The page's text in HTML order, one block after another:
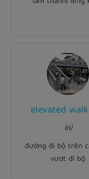
elevated
(n)
đường đi bộ trên
vượt đi bộ
Ví dụ:
Thanks to the
, pedestrians can
be much safer.